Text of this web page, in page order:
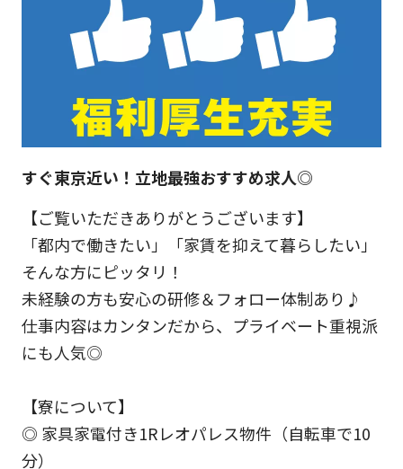
すぐ東京近い！立地最強おすすめ求人◎
【ご覧いただきありがとうございます】
「都内で働きたい」「家賃を抑えて暮らしたい」
そんな方にピッタリ！
未経験の方も安心の研修＆フォロー体制あり♪
仕事内容はカンタンだから、プライベート重視派
にも人気◎
【寮について】
◎ 家具家電付き1Rレオパレス物件（自転車で10
分）